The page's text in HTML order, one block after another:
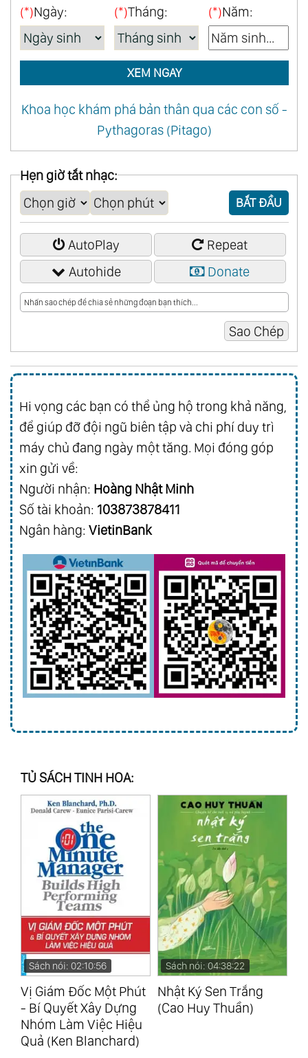
(*)Ngày: (*)Tháng: (*)Năm:
XEM NGAY
Khoa học khám phá bản thân qua các con số -
Pythagoras (Pitago)
Hẹn giờ tắt nhạc:
BẮT ĐẦU
AutoPlay
Repeat
Autohide
Donate
Hi vọng các bạn có thể ủng hộ trong khả năng,
để giúp đỡ đội ngũ biên tập và chi phí duy trì
máy chủ đang ngày một tăng. Mọi đóng góp
xin gửi về:
Người nhận: Hoàng Nhật Minh
Số tài khoản: 103873878411
Ngân hàng: VietinBank
TỦ SÁCH TINH HOA:
Sách nói: 02:10:56
Vị Giám Đốc Một Phút
- Bí Quyết Xây Dựng
Nhóm Làm Việc Hiệu
Quả (Ken Blanchard)
Sách nói: 04:38:22
Nhật Ký Sen Trắng
(Cao Huy Thuần)